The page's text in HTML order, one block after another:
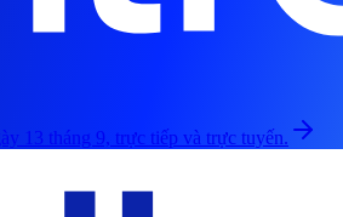
13 tháng 9, trực tiếp và trực tuyến.